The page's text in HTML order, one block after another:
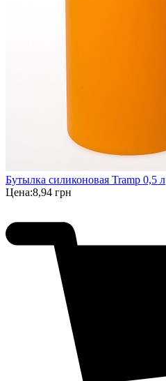
Бутылка силиконовая Tramp 0,5 л
Цена:8,94 грн